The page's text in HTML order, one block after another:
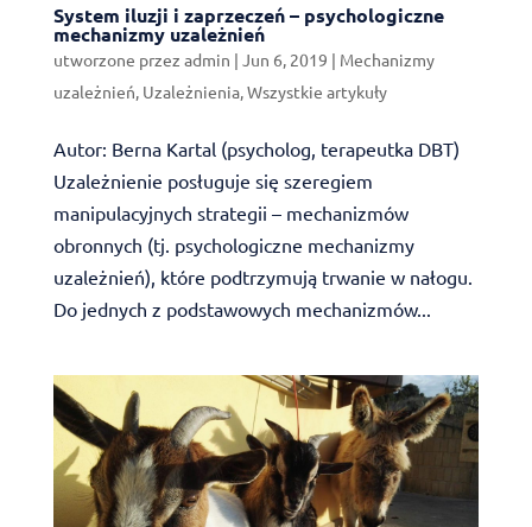
System iluzji i zaprzeczeń – psychologiczne
mechanizmy uzależnień
utworzone przez admin | Jun 6, 2019 | Mechanizmy
uzależnień, Uzależnienia,Wszystkie artykuły
Autor: Berna Kartal (psycholog, terapeutka DBT)
Uzależnienie posługuje się szeregiem
manipulacyjnych strategii – mechanizmów
obronnych (tj. psychologiczne mechanizmy
uzależnień), które podtrzymują trwanie w nałogu.
Do jednych z podstawowych mechanizmów...